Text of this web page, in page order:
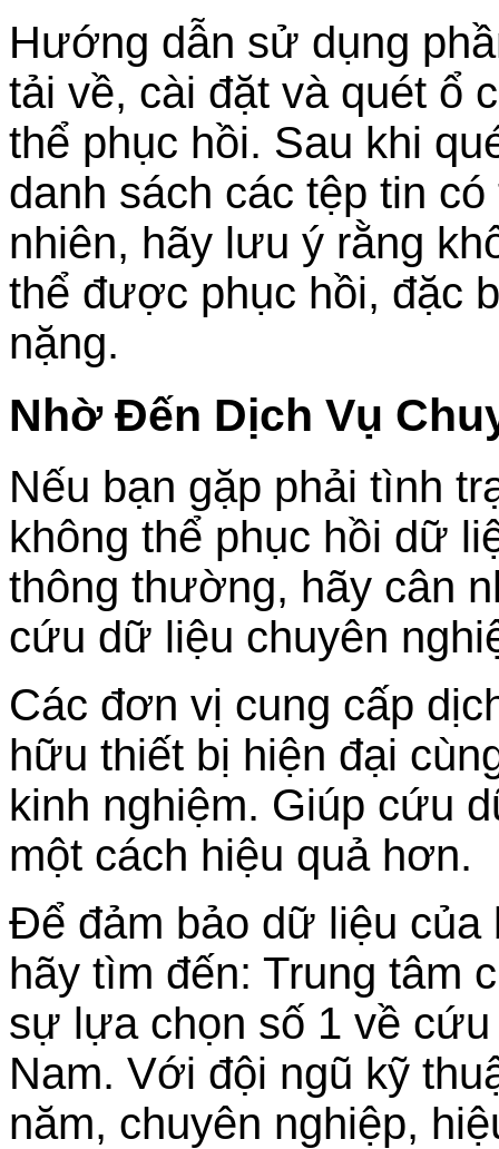
Hướng dẫn sử dụng
tải về, cài đặt và quét ổ
thể phục hồi. Sau khi
danh sách các tệp tin
nhiên, hãy lưu ý rằng
thể được phục hồi, đặc
nặng.
Nhờ Đến Dịch Vụ
Nếu bạn gặp phải tình
không thể phục hồi dữ
thông thường, hãy cân
cứu dữ liệu chuyên
Các đơn vị cung cấp
hữu thiết bị hiện đại
kinh nghiệm. Giúp cứu
một cách hiệu quả hơn.
Để đảm bảo dữ liệu của
hãy tìm đến: Trung tâm
sự lựa chọn số 1 về
Nam. Với đội ngũ kỹ
năm, chuyên nghiệp,